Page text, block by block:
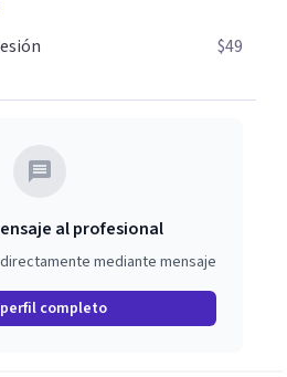
$49
al profesional
mediante mensaje
completo